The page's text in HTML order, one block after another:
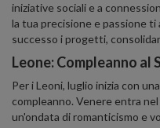
iniziative sociali e a
la tua precisione e passione
successo i progetti,
Leone: Compleanno al
Per i Leoni, luglio inizia con
compleanno. Venere entra
un'ondata di romanticismo e